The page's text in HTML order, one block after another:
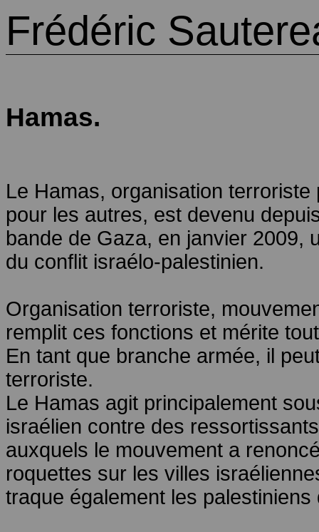
Frédéric
Hamas.
Le Hamas, organisation
pour les autres, est devenu
bande de Gaza, en janvier 2009,
du conflit israélo-palestinien.
Organisation terroriste,
remplit ces fonctions et mérite
En tant que branche armée, il
terroriste.
Le Hamas agit principalement
israélien contre des
auxquels le mouvement a
roquettes sur les villes
traque également les